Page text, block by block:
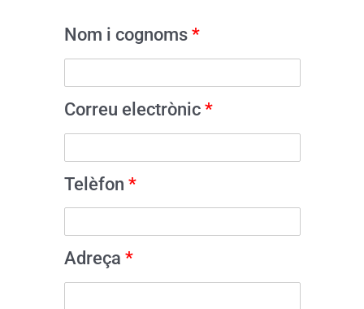
Nom i cognoms*
Correu electrònic*
Telèfon *
Adreça *